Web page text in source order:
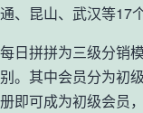
通、昆山、武汉等17
每日拼拼为三级分销
别。其中会员分为初
册即可成为初级会员